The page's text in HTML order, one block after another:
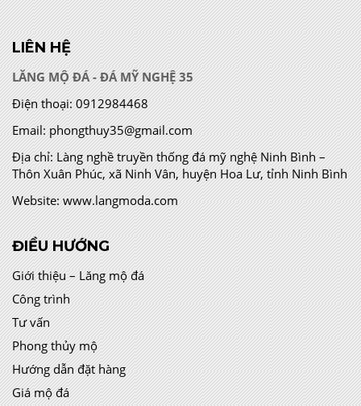
LIÊN HỆ
LĂNG MỘ ĐÁ - ĐÁ MỸ NGHỆ 35
Điện thoại: 0912984468
Email: phongthuy35@gmail.com
Địa chỉ:Làng nghề truyền thống đá mỹ nghệ Ninh Bình –
Thôn Xuân Phúc, xã Ninh Vân, huyện Hoa Lư, tỉnh Ninh Bình
Website: www.langmoda.com
ĐIỀU HƯỚNG
Giới thiệu – Lăng mộ đá
Công trình
Tư vấn
Phong thủy mộ
Hướng dẫn đặt hàng
Giá mộ đá